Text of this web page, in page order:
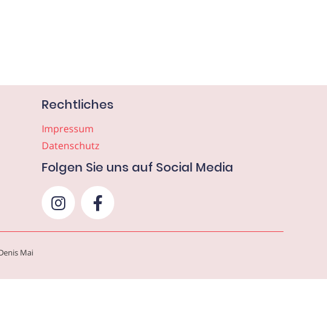
Rechtliches
Impressum
Datenschutz
Folgen Sie uns auf Social Media
Mai